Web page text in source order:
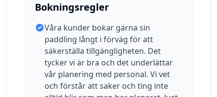
Bokningsregler
Våra kunder bokar gärna sin
paddling långt i förväg för att
säkerställa tillgängligheten. Det
tycker vi är bra och det underlättar
vår planering med personal. Vi vet
och förstår att saker och ting inte